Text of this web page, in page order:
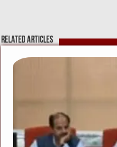
Related Articles